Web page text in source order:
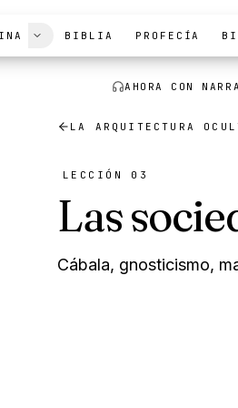
AHORA CON
BIBLIA PROFECÍA
LA ARQUITECTURA
LECCIÓN 03
Las
Cábala, gnosticismo,